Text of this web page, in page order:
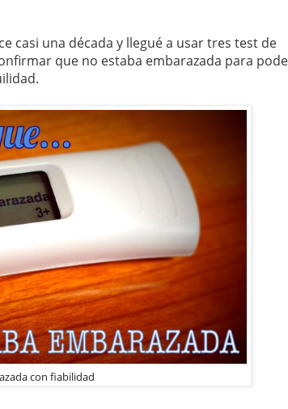
casi una década y llegué a usar tres test de
que no estaba embarazada para
con fiabilidad